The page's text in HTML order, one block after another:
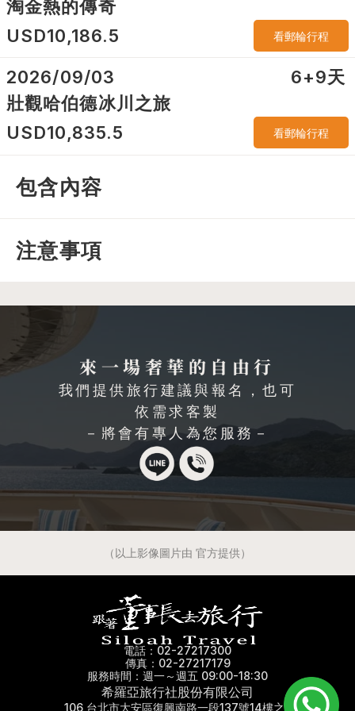
淘金熱的傳奇
USD10,186.5 看郵輪行程
2026/09/03 6+9天
壯觀哈伯德冰川之旅
USD10,835.5 看郵輪行程
包含內容
注意事項
來一場奢華的自由行
我們提供旅行建議與報名，也可
依需求客製
－將會有專人為您服務－
（以上影像圖片由 官方提供）
電話：02-27217300
傳真：02-27217179
服務時間：週一～週五 09:00-18:30
希羅亞旅行社股份有限公司
106 台北市大安區復興南路一段137號14樓之3